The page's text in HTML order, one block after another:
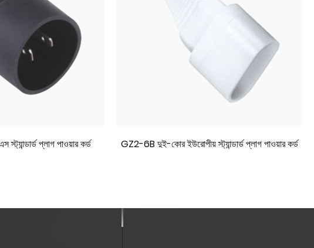
প্লাগ পাওয়ার কর্ড GZ2-6B দুই-কোর ইউরোপীয় স্ট্যান্ডার্ড প্লাগ পাওয়ার কর্ড